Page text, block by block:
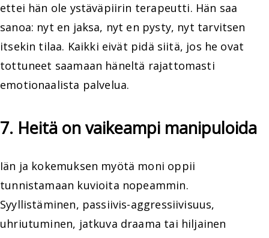
ettei hän ole ystäväpiirin terapeutti. Hän saa
sanoa: nyt en jaksa, nyt en pysty, nyt tarvitsen
itsekin tilaa. Kaikki eivät pidä siitä, jos he ovat
tottuneet saamaan häneltä rajattomasti
emotionaalista palvelua.
7. Heitä on vaikeampi manipuloida
Iän ja kokemuksen myötä moni oppii
tunnistamaan kuvioita nopeammin.
Syyllistäminen, passiivis-aggressiivisuus,
uhriutuminen, jatkuva draama tai hiljainen